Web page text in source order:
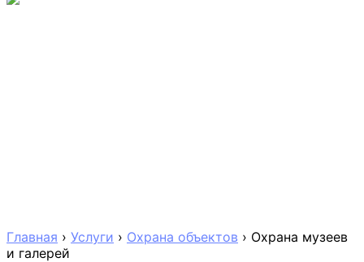
Главная › Услуги › Охрана объектов › Охрана музеев
и галерей